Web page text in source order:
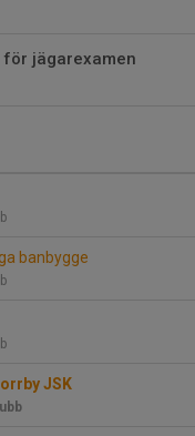
jägarexamen
banbygge
JSK